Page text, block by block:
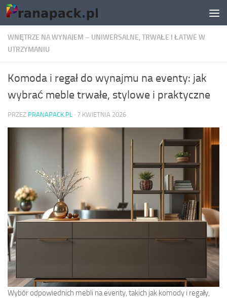
Skip to content
WNĘTRZE NA WYNAJEM – UNIWERSALNE, TRWAŁE I ŁATWE W
UTRZYMANIU
Komoda i regał do wynajmu na eventy: jak
wybrać meble trwałe, stylowe i praktyczne
PRZEZ PRANAPACK.PL · 7 KWIETNIA 2026
Wybór odpowiednich mebli na eventy, takich jak komody i regały,